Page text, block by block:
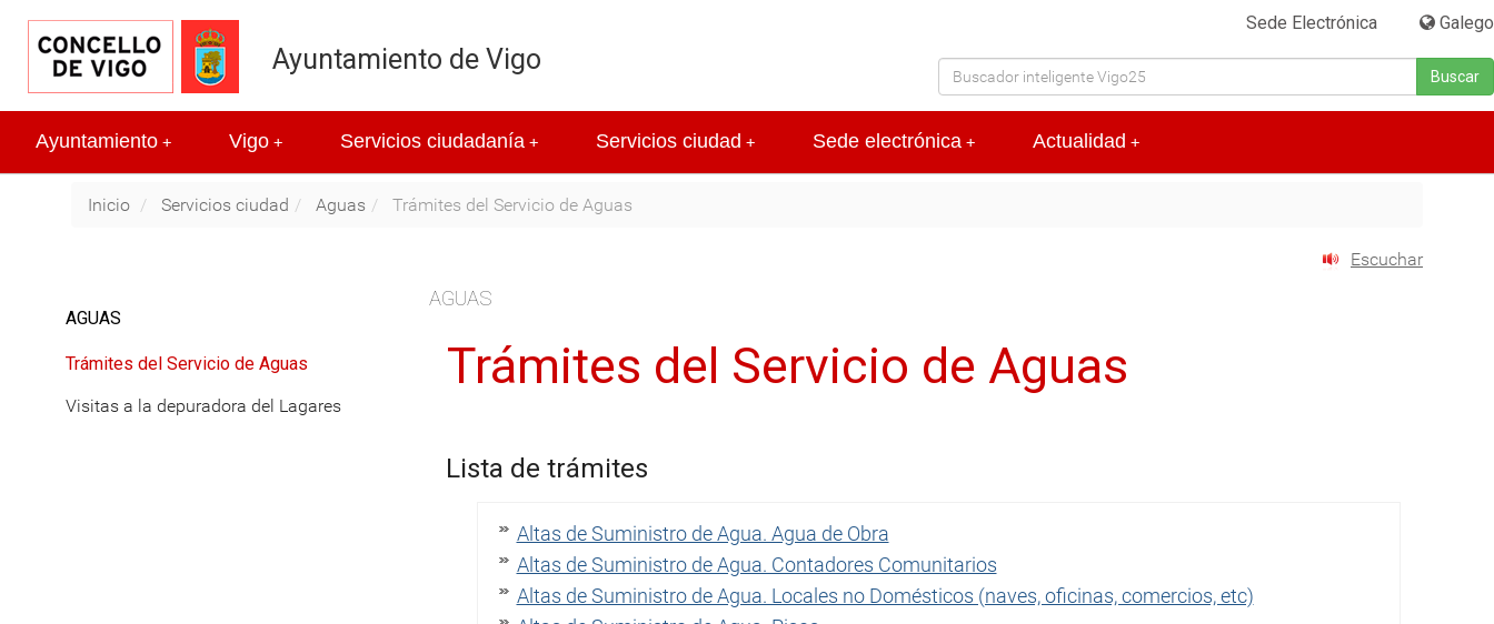
Sede Electrónica Galego
Buscar
Ayuntamiento de Vigo
+
Ayuntamiento +
Vigo +
Servicios ciudadanía +
Servicios ciudad +
Sede electrónica +
Actualidad
Inicio Servicios ciudad Aguas Trámites del Servicio de Aguas
Escuchar
AGUAS
Trámites del Servicio de Aguas
Lista de trámites
Altas de Suministro de Agua. Agua de Obra
Altas de Suministro de Agua. Contadores Comunitarios
Altas de Suministro de Agua. Locales no Domésticos (naves, oficinas, comercios, etc)
AGUAS
Trámites del Servicio de Aguas
Visitas a la depuradora del Lagares